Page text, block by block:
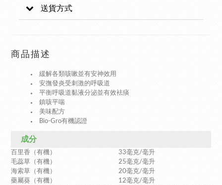
送貨方式
商品描述
緩解各類咳嗽並有安神效用
安撫發炎受刺激的呼吸道
平衡呼吸道黏液分泌並有效袪痰
鎮咳平喘
美味配方
Bio-Gro有機認證
成分
百里香（有機） 33毫克/毫升
毛蕊草（有機） 25毫克/毫升
海索草（有機） 20毫克/毫升
藥屬葵（有機） 12毫克/毫升